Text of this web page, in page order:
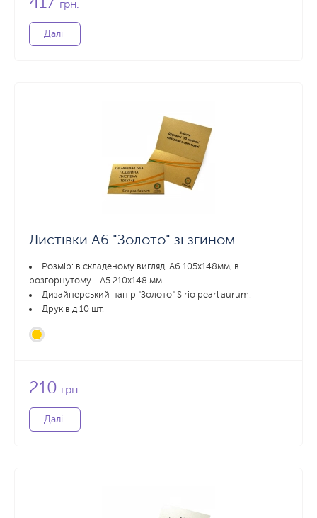
грн.
Далі
Листівки А6 "Золото" зі згином
Розмір: в складеному вигляді А6 105х148мм, в
розгорнутому - А5 210x148 мм.
Дизайнерський папір "Золото" Sirio pearl aurum.
Друк від 10 шт.
210 грн.
Далі